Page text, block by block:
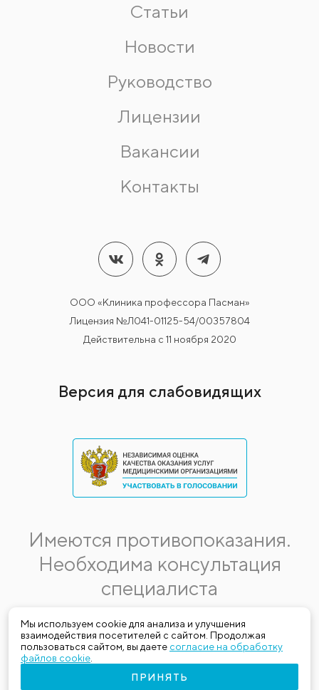
Мы используем cookie для анализа и улучшения
взаимодействия посетителей с сайтом. Продолжая
пользоваться сайтом, вы даете согласие на обработку
файлов cookie
ПРИНЯТЬ
Статьи
Новости
Руководство
Лицензии
Вакансии
Контакты
ООО «Клиника профессора Пасман»
Лицензия №Л041-01125-54/00357804
Действительна с 11 ноября 2020
Версия для слабовидящих
Имеются противопоказания.
Необходима консультация
специалиста
Данная информация не является публичной офертой.
Стоимость, название и спектр услуг могут меняться.
Получить актуальную на момент обращения за медицинской
услугой информацию можно по телефону (383) 303-03-03